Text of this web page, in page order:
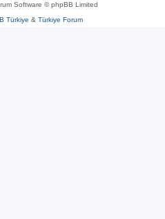
Software © phpBB Limited
Türkiye & Türkiye Forum